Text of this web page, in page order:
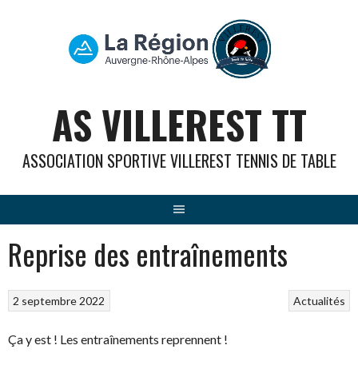
AS VILLEREST TT
ASSOCIATION SPORTIVE VILLEREST TENNIS DE TABLE
Reprise des entraînements
Actualités
2 septembre 2022
Ça y est ! Les entraînements reprennent !